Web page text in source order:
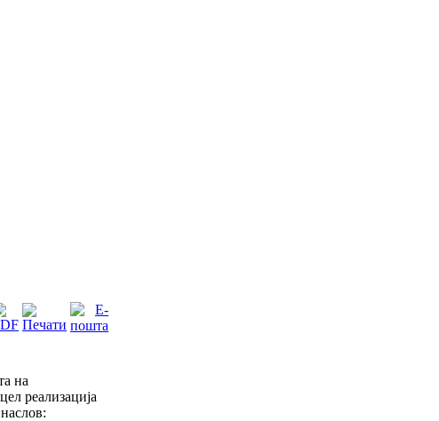
на
реализација